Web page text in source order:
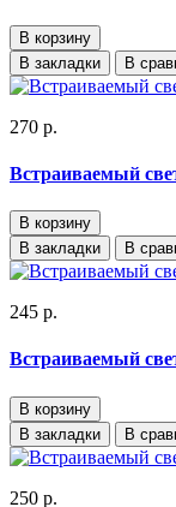
В корзину
В закладки
В
270 р.
Встраиваемый
В корзину
В закладки
В
245 р.
Встраиваемый
В корзину
В закладки
В
250 р.